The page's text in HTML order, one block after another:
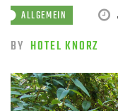
ALLGEMEIN
BY HOTEL KNORZ